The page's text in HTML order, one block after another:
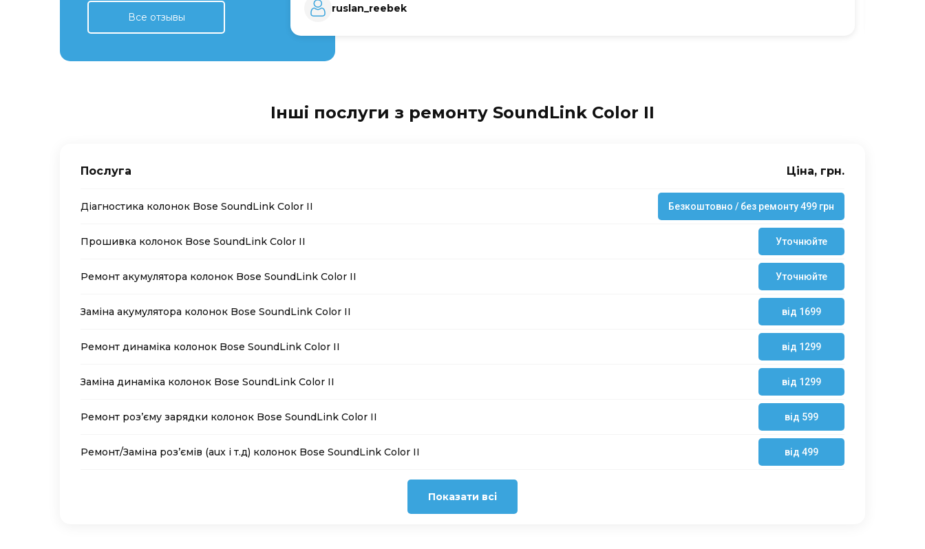
Все отзывы
ruslan_reebek
Інші послуги з ремонту SoundLink Color II
Послуга Ціна, грн.
Діагностика колонок Bose SoundLink Color II Безкоштовно / без ремонту 499 грн
Прошивка колонок Bose SoundLink Color II Уточнюйте
Ремонт акумулятора колонок Bose SoundLink Color II Уточнюйте
Заміна акумулятора колонок Bose SoundLink Color II від 1699
Ремонт динаміка колонок Bose SoundLink Color II від 1299
Заміна динаміка колонок Bose SoundLink Color II від 1299
Ремонт роз’єму зарядки колонок Bose SoundLink Color II від 599
Ремонт/Заміна роз’ємів (aux і т.д) колонок Bose SoundLink Color II від 499
Показати всі